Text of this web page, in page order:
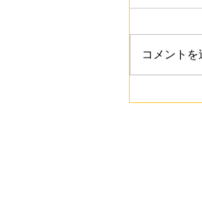
コメント